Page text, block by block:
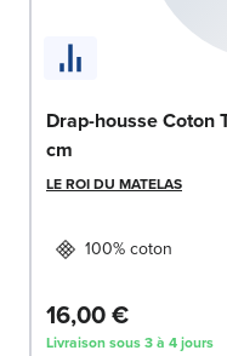
Drap-housse Coton
cm
LE ROI DU MATELAS
100% coton
16,00 €
Livraison sous 3 à 4 jours